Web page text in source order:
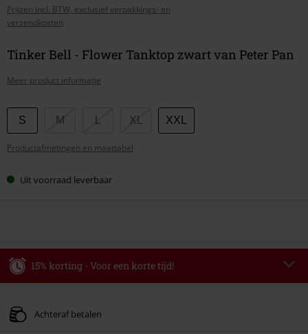
Prijzen incl. BTW, exclusief verpakkings- en
verzendkosten
Tinker Bell - Flower Tanktop zwart van Peter Pan
Meer product informatie
Kies
je
maat
S M XL XXL
Productafmetingen en maattabel
Uit voorraad leverbaar
15% korting - Voor een korte tijd!
Geldig t/m 09-08-2026
Achteraf betalen